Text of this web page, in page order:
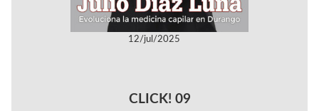
12/jul/2025
CLICK! 09